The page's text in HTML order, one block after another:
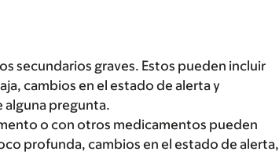
secundarios graves. Estos pueden incluir
cambios en el estado de alerta y
alguna pregunta.
o con otros medicamentos pueden
profunda, cambios en el estado de alerta,